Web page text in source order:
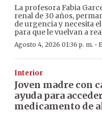
La profesora Fabia
renal de 30 años,
de urgencia y necesita
para que le vuelvan a
Agosto 4, 2026 01:36 p. m. ·
Interior
Joven madre con
ayuda para
medicamento de